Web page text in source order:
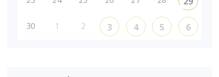
30 1 2 3 4 5 6